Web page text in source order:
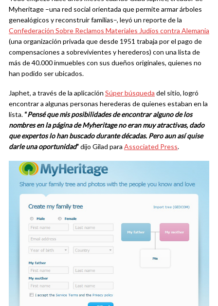
Myheritage –una red social orientada que permite armar árboles
genealógicos y reconstruir familias–, leyó un reporte de la
Confederación Sobre Reclamos Materiales Judíos contra Alemania
(una organización privada que desde 1951 trabaja por el pago de
compensaciones a sobrevivientes y herederos) con una lista de
más de 40.000 inmuebles con sus dueños originales, quienes no
han podido ser ubicados.
Japhet, a través de la aplicación Súper búsqueda del sitio, logró
encontrar a algunas personas herederas de quienes estaban en la
lista. “Pensé que mis posibilidades de encontrar alguno de los
nombres en la página de Myheritage no eran muy atractivas, dado
que expertos lo han buscado durante décadas. Pero aun así quise
darle una oportunidad”dijo Gilad para Associated Press.